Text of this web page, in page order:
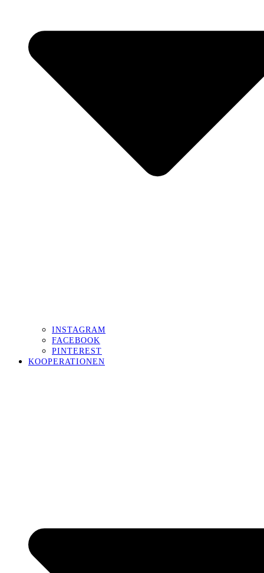
INSTAGRAM
FACEBOOK
PINTEREST
KOOPERATIONEN